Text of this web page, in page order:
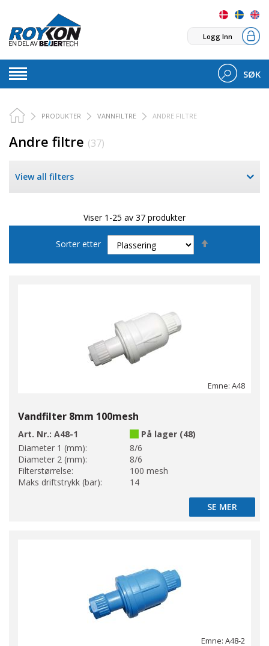
Logg Inn
SØK
PRODUKTER VANNFILTRE ANDRE FILTRE
Andre filtre (37)
View all filters
Viser 1-25 av 37 produkter
Sorter etter
Emne: A48
Vandfilter 8mm 100mesh
Art. Nr.: A48-1
På lager (48)
Diameter 1 (mm):
8/6
Diameter 2 (mm):
8/6
Filterstørrelse:
100 mesh
Maks driftstrykk (bar):
14
SE MER
SE MER
Emne: A48-2